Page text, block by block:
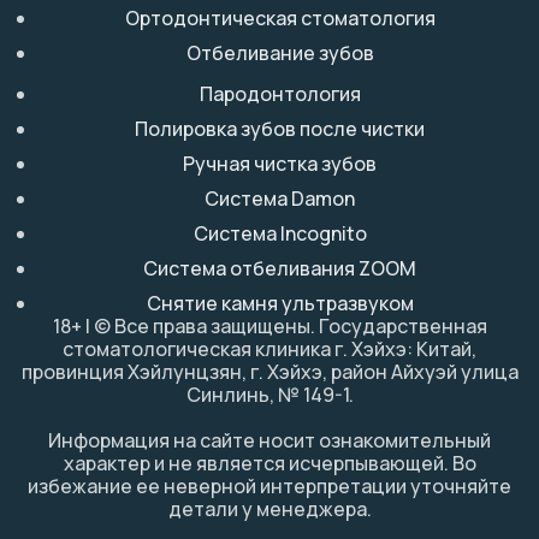
Ортодонтическая стоматология
Отбеливание зубов
Пародонтология
Полировка зубов после чистки
Ручная чистка зубов
Система Damon
Система Incognito
Система отбеливания ZOOM
Снятие камня ультразвуком
18+ | © Все права защищены. Государственная
стоматологическая клиника г. Хэйхэ: Китай,
провинция Хэйлунцзян, г. Хэйхэ, район Айхуэй улица
Синлинь, № 149-1.
Информация на сайте носит ознакомительный
характер и не является исчерпывающей. Во
избежание ее неверной интерпретации уточняйте
детали у менеджера.